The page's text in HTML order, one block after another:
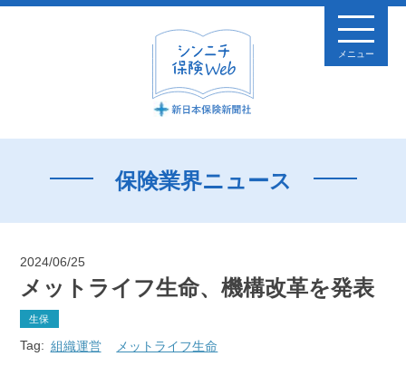
メニュー
保険業界ニュース
2024/06/25
メットライフ生命、機構改革を発表
生保
Tag: 組織運営 メットライフ生命